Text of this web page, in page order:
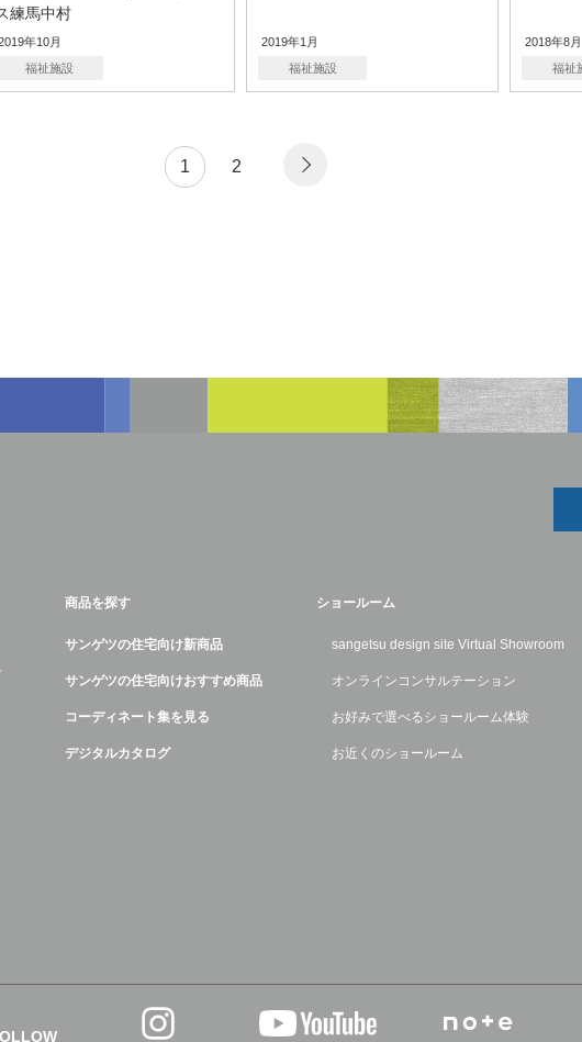
練馬中村
年10月
福祉施設
2019年1月
福祉施設
2018年8月
福祉
1 2
商品を探す
サンゲツの住宅向け新商品
サンゲツの住宅向けおすすめ商品
コーディネート集を見る
デジタルカタログ
ショールーム
sangetsu design site Virtual Showroom
オンラインコンサルテーション
お好みで選べるショールーム体験
お近くのショールーム